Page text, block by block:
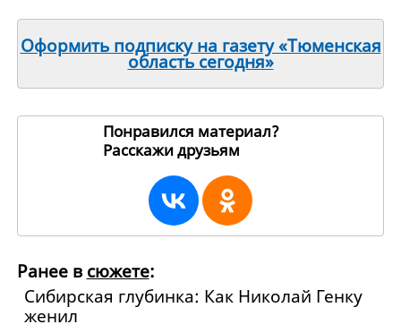
Оформить подписку на газету «Тюменская
область сегодня»
Понравился материал?
Расскажи друзьям
Ранее в сюжете:
Сибирская глубинка: Как Николай Генку
женил